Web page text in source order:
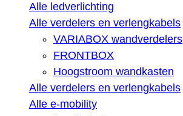
Alle ledverlichting
Alle verdelers en verlengkabels
VARIABOX wandverdelers
FRONTBOX
Hoogstroom wandkasten
Alle verdelers en verlengkabels
Alle e-mobility